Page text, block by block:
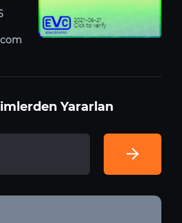
Yararlan